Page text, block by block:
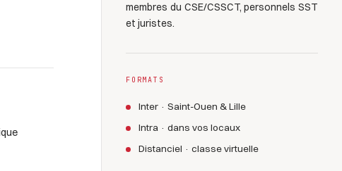
membres du CSE/CSSCT, personnels SST
et juristes.
FORMATS
Inter · Saint-Ouen & Lille
Intra · dans vos locaux
Distanciel · classe virtuelle